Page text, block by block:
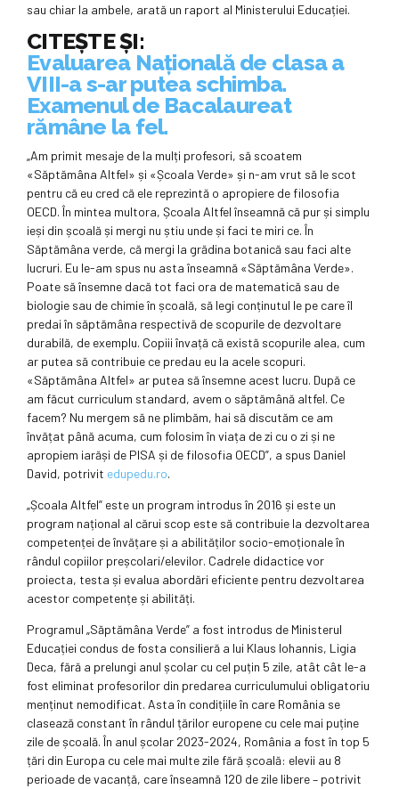
sau chiar la ambele, arată un raport al Ministerului Educației.
CITEȘTE ȘI:
Evaluarea Națională de clasa a
VIII-a s-ar putea schimba.
Examenul de Bacalaureat
rămâne la fel.
„Am primit mesaje de la mulți profesori, să scoatem
«Săptămâna Altfel» și «Școala Verde» și n-am vrut să le scot
pentru că eu cred că ele reprezintă o apropiere de filosofia
OECD. În mintea multora, Școala Altfel înseamnă că pur și simplu
ieși din școală și mergi nu știu unde și faci te miri ce. În
Săptămâna verde, că mergi la grădina botanică sau faci alte
lucruri. Eu le-am spus nu asta înseamnă «Săptămâna Verde».
Poate să însemne dacă tot faci ora de matematică sau de
biologie sau de chimie în școală, să legi conținutul le pe care îl
predai în săptămâna respectivă de scopurile de dezvoltare
durabilă, de exemplu. Copiii învață că există scopurile alea, cum
ar putea să contribuie ce predau eu la acele scopuri.
«Săptămâna Altfel» ar putea să însemne acest lucru. După ce
am făcut curriculum standard, avem o săptămână altfel. Ce
facem? Nu mergem să ne plimbăm, hai să discutăm ce am
învățat până acuma, cum folosim în viața de zi cu o zi și ne
apropiem iarăși de PISA și de filosofia OECD”, a spus Daniel
David, potrivit edupedu.ro.
„Școala Altfel” este un program introdus în 2016 și este un
program național al cărui scop este să contribuie la dezvoltarea
competenței de învățare și a abilităților socio-emoționale în
rândul copiilor preșcolari/elevilor. Cadrele didactice vor
proiecta, testa și evalua abordări eficiente pentru dezvoltarea
acestor competențe și abilități.
Programul „Săptămâna Verde” a fost introdus de Ministerul
Educației condus de fosta consilieră a lui Klaus Iohannis, Ligia
Deca, fără a prelungi anul școlar cu cel puțin 5 zile, atât cât le-a
fost eliminat profesorilor din predarea curriculumului obligatoriu
menținut nemodificat. Asta în condițiile în care România se
clasează constant în rândul țărilor europene cu cele mai puține
zile de școală. În anul școlar 2023-2024, România a fost în top 5
țări din Europa cu cele mai multe zile fără școală: elevii au 8
perioade de vacanță, care înseamnă 120 de zile libere – potrivit